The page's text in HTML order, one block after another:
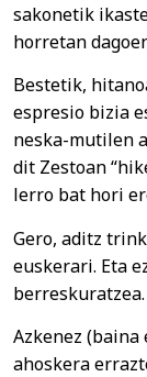
sakonetik
horretan
Bestetik,
espresio bizia
neska-mutilen
dit Zestoan
lerro bat hori
Gero, aditz
euskerari. Eta
berreskuratzea.
Azkenez (baina
ahoskera